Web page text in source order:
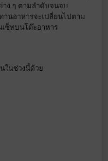
ง ๆ ตามลำดับจนจบ
นอาหารจะเปลี่ยนไปตาม
เซ็ทบนโต๊ะอาหาร
ในช่วงนี้ด้วย